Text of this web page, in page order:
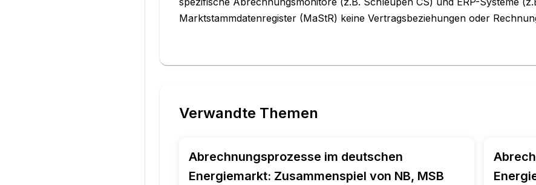
Marktstammdatenregister (MaStR) keine Vertragsbeziehungen oder
Verwandte Themen
Abrechnungsprozesse im deutschen
Energiemarkt: Zusammenspiel von NB, MSB